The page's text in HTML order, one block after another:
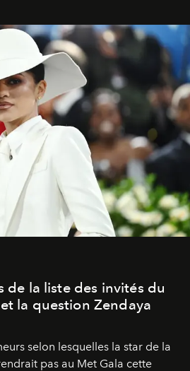
de la liste des invités du
la question Zendaya
selon lesquelles la star de la
pas au Met Gala cette